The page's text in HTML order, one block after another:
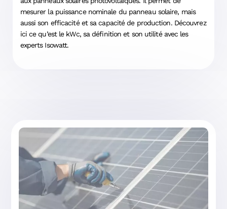
mesurer la puissance nominale du panneau solaire, mais
aussi son efficacité et sa capacité de production. Découvrez
ici ce qu’est le kWc, sa définition et son utilité avec les
experts Isowatt.